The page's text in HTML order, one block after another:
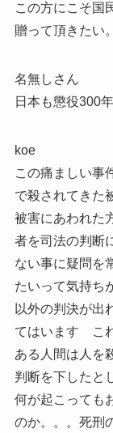
この方にこそ国
贈って頂きたい。
名無しさん
日本も懲役300
koe
この痛ましい事
で殺されてき
被害にあわれた
者を司法の判断
ない事に疑問を
たいって気持ち
以外の判決が出
てはいます こ
ある人間は人を
判断を下したと
何が起こっても
のか。。。死刑